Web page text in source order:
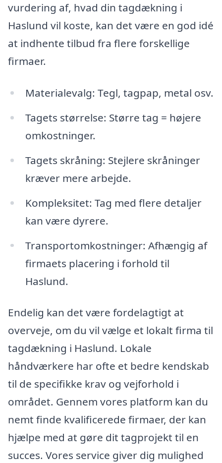
vurdering af, hvad din tagdækning i
Haslund vil koste, kan det være en god idé
at indhente tilbud fra flere forskellige
firmaer.
Materialevalg: Tegl, tagpap, metal osv.
Tagets størrelse: Større tag = højere
omkostninger.
Tagets skråning: Stejlere skråninger
kræver mere arbejde.
Kompleksitet: Tag med flere detaljer
kan være dyrere.
Transportomkostninger: Afhængig af
firmaets placering i forhold til
Haslund.
Endelig kan det være fordelagtigt at
overveje, om du vil vælge et lokalt firma til
tagdækning i Haslund. Lokale
håndværkere har ofte et bedre kendskab
til de specifikke krav og vejforhold i
området. Gennem vores platform kan du
nemt finde kvalificerede firmaer, der kan
hjælpe med at gøre dit tagprojekt til en
succes. Vores service giver dig mulighed